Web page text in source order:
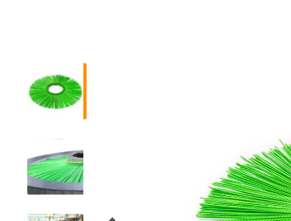
STREIFEN- UND
ABDICHTBÜRSTEN
STRASSENREINIGUNGS- U
ND KEHRBÜRSTEN